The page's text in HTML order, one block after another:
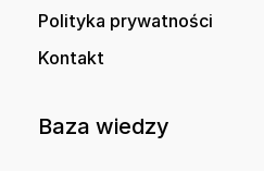
Polityka prywatności
Kontakt
Baza wiedzy